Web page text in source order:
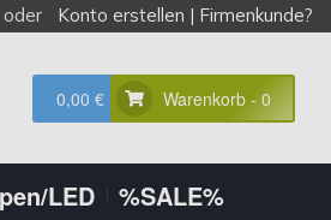
Konto erstellen | Firmenkunde?
0,00 € Warenkorb - 0
LED
%SALE%